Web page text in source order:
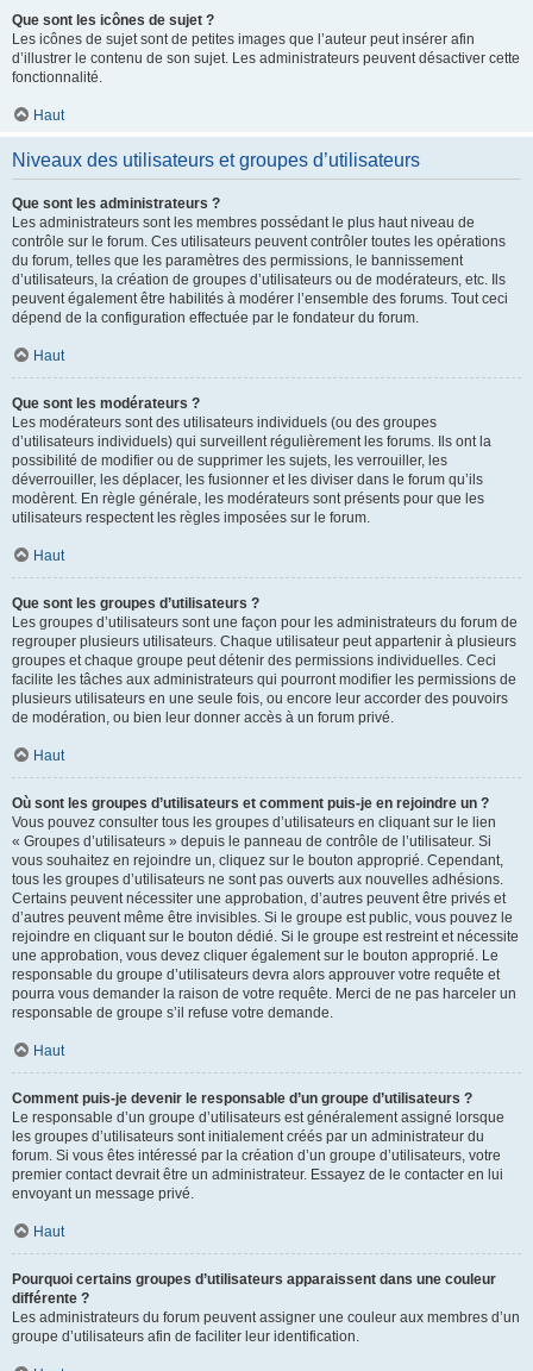
Que sont les icônes de sujet ?
Les icônes de sujet sont de petites images que l’auteur peut insérer afin
d’illustrer le contenu de son sujet. Les administrateurs peuvent désactiver cette
fonctionnalité.
Haut
Niveaux des utilisateurs et groupes d’utilisateurs
Que sont les administrateurs ?
Les administrateurs sont les membres possédant le plus haut niveau de
contrôle sur le forum. Ces utilisateurs peuvent contrôler toutes les opérations
du forum, telles que les paramètres des permissions, le bannissement
d’utilisateurs, la création de groupes d’utilisateurs ou de modérateurs, etc. Ils
peuvent également être habilités à modérer l’ensemble des forums. Tout ceci
dépend de la configuration effectuée par le fondateur du forum.
Haut
Que sont les modérateurs ?
Les modérateurs sont des utilisateurs individuels (ou des groupes
d’utilisateurs individuels) qui surveillent régulièrement les forums. Ils ont la
possibilité de modifier ou de supprimer les sujets, les verrouiller, les
déverrouiller, les déplacer, les fusionner et les diviser dans le forum qu’ils
modèrent. En règle générale, les modérateurs sont présents pour que les
utilisateurs respectent les règles imposées sur le forum.
Haut
Que sont les groupes d’utilisateurs ?
Les groupes d’utilisateurs sont une façon pour les administrateurs du forum de
regrouper plusieurs utilisateurs. Chaque utilisateur peut appartenir à plusieurs
groupes et chaque groupe peut détenir des permissions individuelles. Ceci
facilite les tâches aux administrateurs qui pourront modifier les permissions de
plusieurs utilisateurs en une seule fois, ou encore leur accorder des pouvoirs
de modération, ou bien leur donner accès à un forum privé.
Haut
Où sont les groupes d’utilisateurs et comment puis-je en rejoindre un ?
Vous pouvez consulter tous les groupes d’utilisateurs en cliquant sur le lien
« Groupes d’utilisateurs » depuis le panneau de contrôle de l’utilisateur. Si
vous souhaitez en rejoindre un, cliquez sur le bouton approprié. Cependant,
tous les groupes d’utilisateurs ne sont pas ouverts aux nouvelles adhésions.
Certains peuvent nécessiter une approbation, d’autres peuvent être privés et
d’autres peuvent même être invisibles. Si le groupe est public, vous pouvez le
rejoindre en cliquant sur le bouton dédié. Si le groupe est restreint et nécessite
une approbation, vous devez cliquer également sur le bouton approprié. Le
responsable du groupe d’utilisateurs devra alors approuver votre requête et
pourra vous demander la raison de votre requête. Merci de ne pas harceler un
responsable de groupe s’il refuse votre demande.
Haut
Comment puis-je devenir le responsable d’un groupe d’utilisateurs ?
Le responsable d’un groupe d’utilisateurs est généralement assigné lorsque
les groupes d’utilisateurs sont initialement créés par un administrateur du
forum. Si vous êtes intéressé par la création d’un groupe d’utilisateurs, votre
premier contact devrait être un administrateur. Essayez de le contacter en lui
envoyant un message privé.
Haut
Pourquoi certains groupes d’utilisateurs apparaissent dans une couleur
différente ?
Les administrateurs du forum peuvent assigner une couleur aux membres d’un
groupe d’utilisateurs afin de faciliter leur identification.